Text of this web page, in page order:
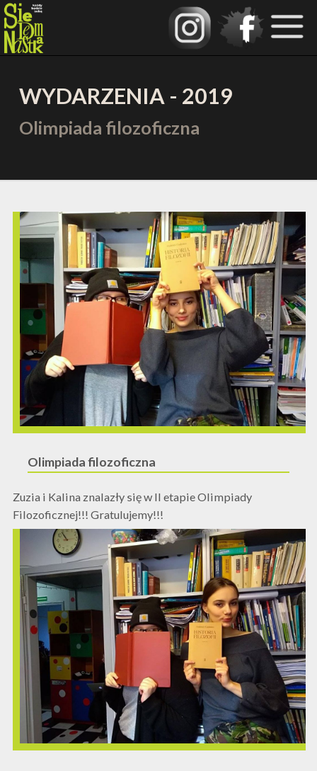
WYDARZENIA - 2019
Olimpiada filozoficzna
Olimpiada filozoficzna
Zuzia i Kalina znalazły się w II etapie Olimpiady
Filozoficznej!!! Gratulujemy!!!